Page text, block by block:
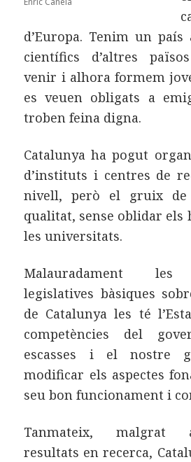
d’Europa. Tenim un
científics d’altres
venir i alhora formem
es veuen obligats a
troben feina digna.
Catalunya ha pogut
d’instituts i centres de
nivell, però el gruix de
qualitat, sense oblidar els
les universitats.
Malauradament les
legislatives bàsiques
de Catalunya les té
competències del
escasses i el nostre
modificar els aspectes
seu bon funcionament i
Tanmateix, malgrat
resultats en recerca,